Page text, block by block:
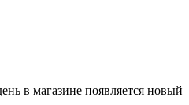
в магазине появляется новый